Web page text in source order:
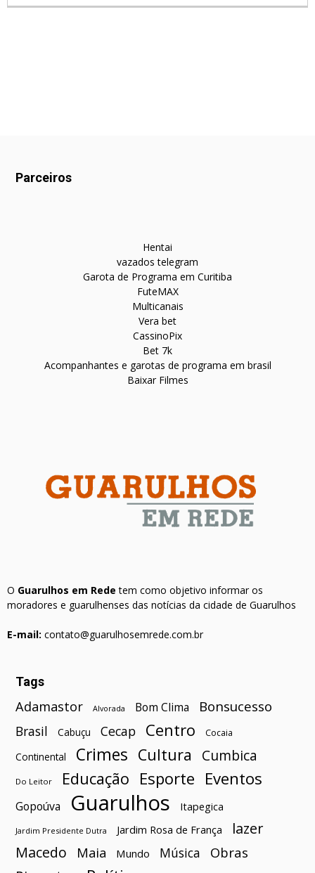
Parceiros
Hentai
vazados telegram
Garota de Programa em Curitiba
FuteMAX
Multicanais
Vera bet
CassinoPix
Bet 7k
Acompanhantes e garotas de programa em brasil
Baixar Filmes
O Guarulhos em Rede tem como objetivo informar os
moradores e guarulhenses das notícias da cidade de Guarulhos
E-mail: contato@guarulhosemrede.com.br
Tags
Adamastor Alvorada Bom Clima Bonsucesso
Brasil Cabuçu Cecap Centro Cocaia
Continental Crimes Cultura Cumbica
Do Leitor Educação Esporte Eventos
Gopoúva Guarulhos Itapegica
Jardim Presidente Dutra Jardim Rosa de França
lazer
Macedo
Maia Mundo Música Obras